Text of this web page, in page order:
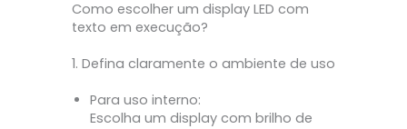
Como escolher um display LED com
texto em execução?
1. Defina claramente o ambiente de uso
Para uso interno:
Escolha um display com brilho de